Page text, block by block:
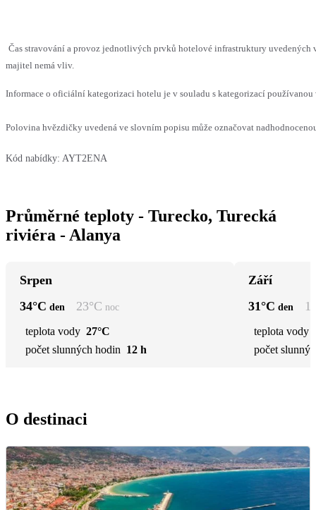
Čas stravování a provoz jednotlivých prvků hotelové infrastruktury uvedených
majitel nemá vliv.
Informace o oficiální kategorizaci hotelu je v souladu s kategorizací
Polovina hvězdičky uvedená ve slovním popisu může označovat
Kód nabídky: AYT2ENA
Průměrné teploty - Turecko, Turecká
riviéra - Alanya
Srpen
34°C den 23°C noc
teplota vody 27°C
počet slunných hodin 12 h
Září
31°C den
teplota vody
počet
O destinaci